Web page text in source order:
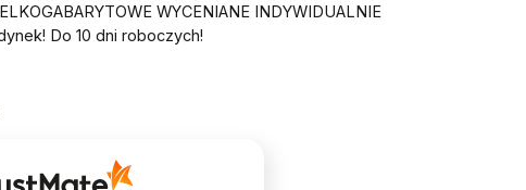
WYCENIANE INDYWIDUALNIE
Do 10 dni roboczych!